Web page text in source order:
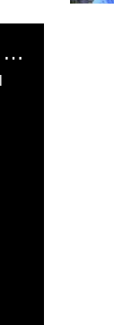
Diego Costa falla penal se mantiene el empate 1 - 1 entre Chelsea y Liverpool